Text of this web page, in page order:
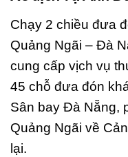
Chạy 2 chiều đưa
Quảng Ngãi – Đà
cung cấp vịch vụ
45 chỗ đưa đón
Sân bay Đà Nẵng,
Quảng Ngãi về
lại.